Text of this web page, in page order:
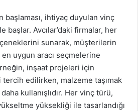
başlaması, ihtiyaç duyulan vinç
Avcılar’daki firmalar, her
sunarak, müşterilerin
uygun aracı seçmelerine
inşaat projeleri için
edilirken, malzeme taşımak
kullanışlıdır. Her vinç türü,
yüksekliği ile tasarlandığı